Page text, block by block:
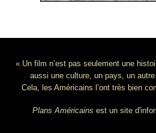
« Un film n’est pas seulement une
aussi une culture, un pays, un
Cela, les Américains l’ont très bien
Plans Américains est un site